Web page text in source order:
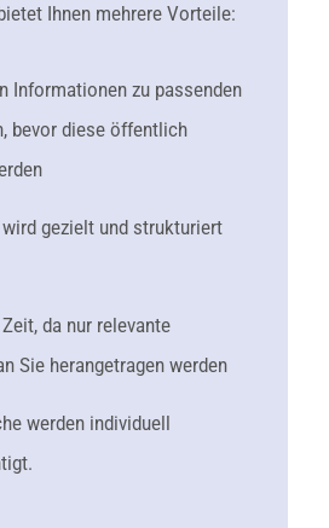
Ihnen mehrere Vorteile:
Informationen zu passenden
bevor diese öffentlich
wird gezielt und strukturiert
da nur relevante
Sie herangetragen werden
werden individuell